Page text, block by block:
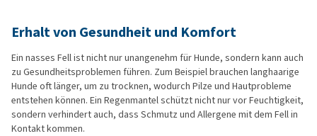
Erhalt von Gesundheit und Komfort
Ein nasses Fell ist nicht nur unangenehm für Hunde, sondern kann auch
zu Gesundheitsproblemen führen. Zum Beispiel brauchen langhaarige
Hunde oft länger, um zu trocknen, wodurch Pilze und Hautprobleme
entstehen können. Ein Regenmantel schützt nicht nur vor Feuchtigkeit,
sondern verhindert auch, dass Schmutz und Allergene mit dem Fell in
Kontakt kommen.